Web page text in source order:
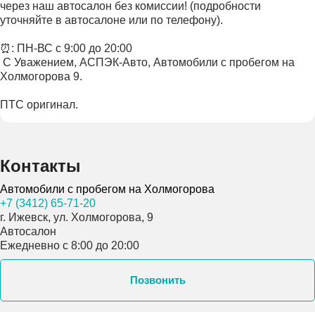
через наш автосалон без комиссии! (подробности
уточняйте в автосалоне или по телефону).
⏰: ПН-ВС с 9:00 до 20:00
️ С Уважением, АСПЭК-Авто, Автомобили с пробегом на
Холмогорова 9.
ПТС оригинал.
Контакты
Автомобили с пробегом на Холмогорова
+7 (3412) 65-71-20
г. Ижевск, ул. Холмогорова, 9
Автосалон
Ежедневно с 8:00 до 20:00
Позвонить